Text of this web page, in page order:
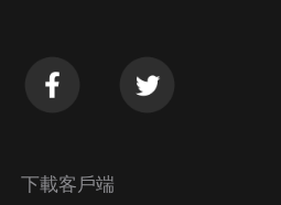
下載客戶端